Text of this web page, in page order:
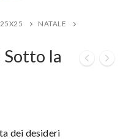
NATALE
Sotto la
dei desideri